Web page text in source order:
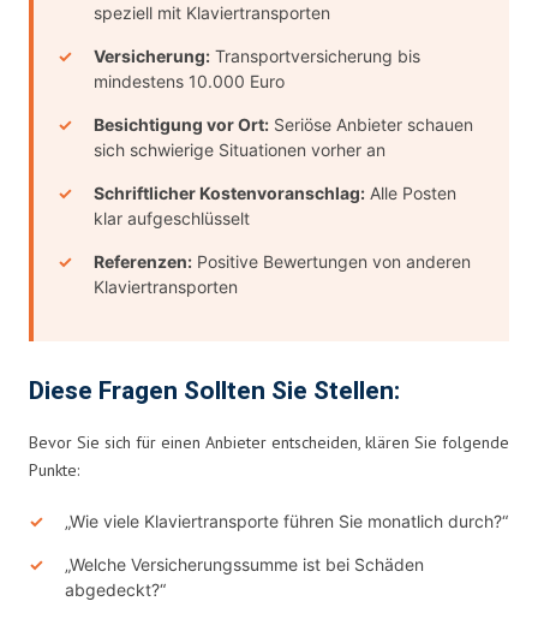
speziell mit Klaviertransporten
Versicherung: Transportversicherung bis
mindestens 10.000 Euro
Besichtigung vor Ort: Seriöse Anbieter schauen
sich schwierige Situationen vorher an
Schriftlicher Kostenvoranschlag: Alle Posten
klar aufgeschlüsselt
Referenzen: Positive Bewertungen von anderen
Klaviertransporten
Diese Fragen Sollten Sie Stellen:
Bevor Sie sich für einen Anbieter entscheiden, klären Sie folgende
Punkte:
„Wie viele Klaviertransporte führen Sie monatlich durch?“
„Welche Versicherungssumme ist bei Schäden
abgedeckt?“